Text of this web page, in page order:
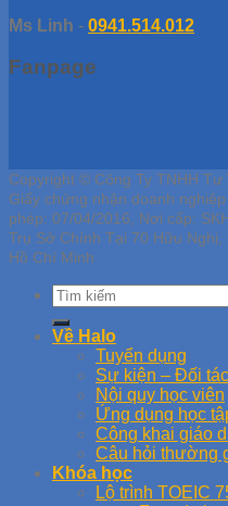
Ms Linh - 0941.514.012
Fanpage
Copyright © Công Ty TNHH Tư
Giấy chứng nhận doanh
phép: 07/04/2016, Nơi cấp:
Trụ Sở Chính Tại 70 Hữu
Hồ Chí Minh
Về Halo
Tuyển dụng
Sự kiện – Đối tác
Nội quy học viên
Ứng dụng học
Công khai giáo
Câu hỏi thường
Khóa học
Lộ trình TOEIC